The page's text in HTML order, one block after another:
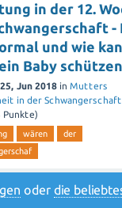
in der 12.
-
und wie
Baby
25, Jun 2018 in Mutters
in der Schwangerschaft
Punkte)
wären
der
oder die